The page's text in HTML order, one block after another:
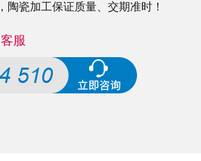
陶瓷加工保证质量、交期准时！
服